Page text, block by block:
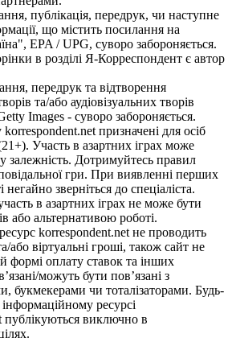
публікація, передрук, чи наступне
що містить посилання на
EPA / UPG, суворо забороняється.
в розділі Я-Корреспондент є автор
передрук та відтворення
та/або аудіовізуальних творів
Images - суворо забороняється.
призначені для осіб
Участь в азартних іграх може
залежність. Дотримуйтесь правил
гри. При виявленні перших
негайно зверніться до спеціаліста.
в азартних іграх не може бути
або альтернативою роботі.
korrespondent.net не проводить
або віртуальні гроші, також сайт не
формі оплату ставок та інших
можуть бути пов’язані з
букмекерами чи тоталізаторами. Будь-
інформаційному ресурсі
публікуються виключно в